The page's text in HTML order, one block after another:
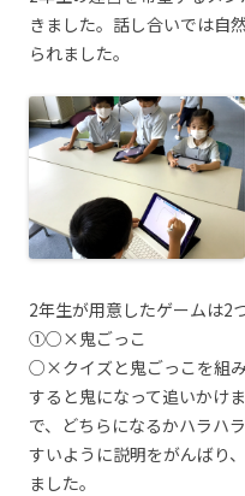
きました。話し合いでは自
られました。
2年生が用意したゲームは2つ
①○×鬼ごっこ
○×クイズと鬼ごっこを組
すると鬼になって追いかけ
で、どちらになるかハラハ
すいように説明をがんばり
ました。